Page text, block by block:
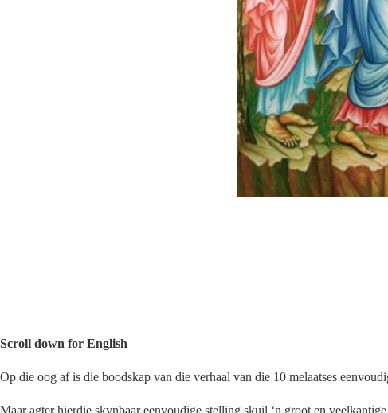
Scroll down for English
Op die oog af is die boodskap van die verhaal van die 10 melaatses
Maar agter hierdie skynbaar eenvoudige stelling skuil ‘n groot en